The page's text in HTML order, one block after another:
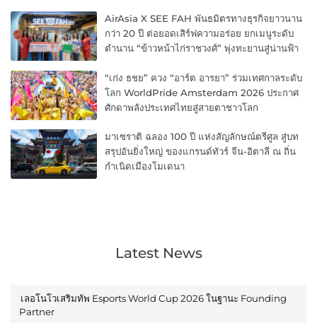
AirAsia X SEE FAH พันธมิตรทางธุรกิจยาวนาน
กว่า 20 ปี ต่อยอดเสิร์ฟความอร่อย ยกเมนูระดับ
ตำนาน “ข้าวหน้าไก่ราชวงศ์” พุ่งทะยานสู่น่านฟ้า
“เก่ง ธชย” ควง “อาร์ต อารยา” ร่วมเทศกาลระดับ
โลก WorldPride Amsterdam 2026 ประกาศ
ศักดาพลังประเทศไทยสู่สายตาชาวโลก
มาเซราติ ฉลอง 100 ปี แห่งสัญลักษณ์ตรีศูล สู่บท
สรุปอันยิ่งใหญ่ ของแกรนด์ทัวร์ จีน-อิตาลี ณ ถิ่น
กำเนิดเมืองโมเดนา
Latest News
เลอโนโวเสริมทัพ Esports World Cup 2026 ในฐานะ Founding
Partner